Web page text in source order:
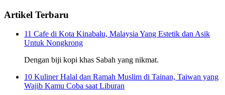
Artikel Terbaru
11 Cafe di Kota Kinabalu, Malaysia Yang Estetik dan Asik
Untuk Nongkrong
Dengan biji kopi khas Sabah yang nikmat.
10 Kuliner Halal dan Ramah Muslim di Tainan, Taiwan yang
Wajib Kamu Coba saat Liburan